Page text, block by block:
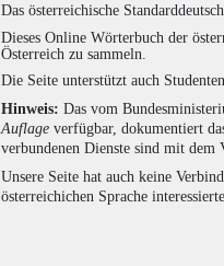
Das österreichische
Dieses Online Wörterbuch der
Österreich zu sammeln.
Die Seite unterstützt auch
Hinweis: Das vom
Auflage verfügbar, dokumentiert
verbundenen Dienste sind mit dem
Unsere Seite hat auch keine
österreichichen Sprache